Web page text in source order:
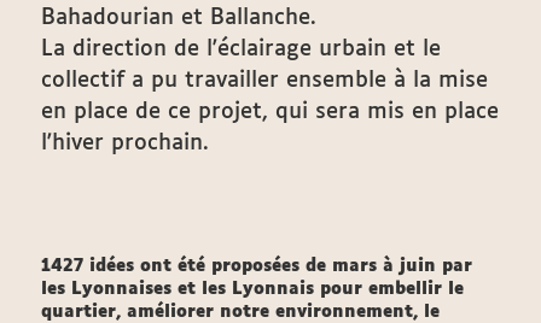
Bahadourian et Ballanche.
La direction de l'éclairage urbain et le
collectif a pu travailler ensemble à la mise
en place de ce projet, qui sera mis en place
l'hiver prochain.
1427 idées ont été proposées de mars à juin par
les Lyonnaises et les Lyonnais pour embellir le
quartier, améliorer notre environnement, le